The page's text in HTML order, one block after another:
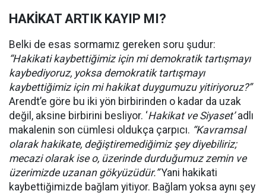
HAKİKAT ARTIK KAYIP MI?
Belki de esas sormamız gereken soru şudur:
“Hakikati kaybettiğimiz için mi demokratik tartışmayı
kaybediyoruz, yoksa demokratik tartışmayı
kaybettiğimiz için mi hakikat duygumuzu yitiriyoruz?”
Arendt’e göre bu iki yön birbirinden o kadar da uzak
değil, aksine birbirini besliyor. ‘Hakikat ve Siyaset’adlı
makalenin son cümlesi oldukça çarpıcı. “Kavramsal
olarak hakikate, değiştiremediğimiz şey diyebiliriz;
mecazi olarak ise o, üzerinde durduğumuz zemin ve
üzerimizde uzanan gökyüzüdür.”Yani hakikati
kaybettiğimizde bağlam yitiyor. Bağlam yoksa aynı şey